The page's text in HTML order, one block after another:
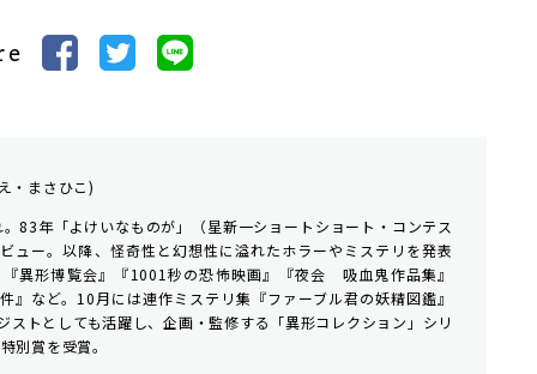
・まさひこ)
83年「よけいなものが」（星新一ショートショート・コンテス
ュー。以降、怪奇性と幻想性に溢れたホラーやミステリを発表
異形博覧会』『1001秒の恐怖映画』『夜会 吸血鬼作品集』
』など。10月には連作ミステリ集『ファーブル君の妖精図鑑』
ストとしても活躍し、企画・監修する「異形コレクション」シリ
別賞を受賞。